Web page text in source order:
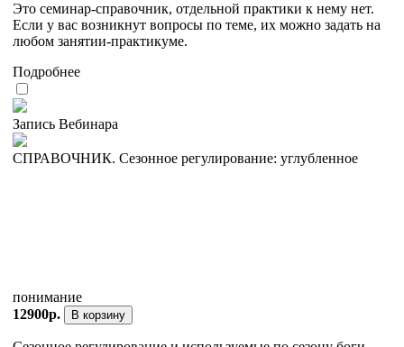
Это семинар-справочник, отдельной практики к нему нет.
Если у вас возникнут вопросы по теме, их можно задать на
любом занятии-практикуме.
Подробнее
Запись Вебинара
СПРАВОЧНИК. Сезонное регулирование: углубленное
понимание
12900р.
В корзину